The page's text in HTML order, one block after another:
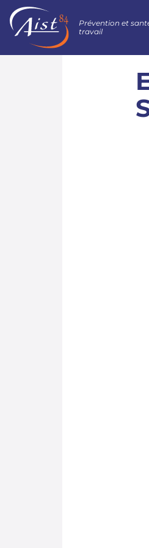
Prévention et
travail